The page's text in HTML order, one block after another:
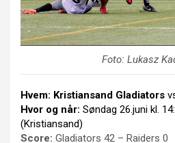
Foto: Lukasz
Hvem: Kristiansand Gladiators
Hvor og når: Søndag 26.juni kl.
(Kristiansand)
Score: Gladiators 42 – Raiders 0